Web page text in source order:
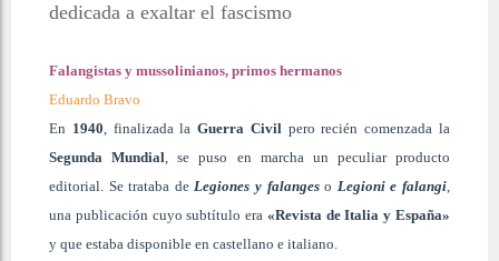
dedicada a exaltar el fascismo
Falangistas y mussolinianos, primos hermanos
Eduardo Bravo
En 1940, finalizada laGuerra Civilpero recién comenzada la
Segunda Mundial, se puso en marcha un peculiar producto
editorial. Se trataba deLegiones y falangeso Legioni e falangi,
una publicación cuyo subtítulo era «Revista de Italia y España»
y que estaba disponible en castellano e italiano.